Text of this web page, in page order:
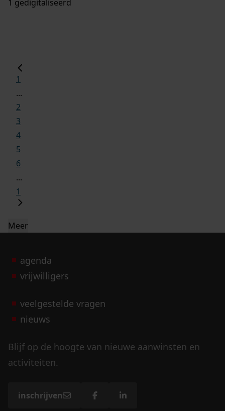
1 gedigitaliseerd
1
...
2
3
4
5
6
...
1
Meer
agenda
vrijwilligers
veelgestelde vragen
nieuws
Blijf op de hoogte van nieuwe aanwinsten en
activiteiten.
inschrijven